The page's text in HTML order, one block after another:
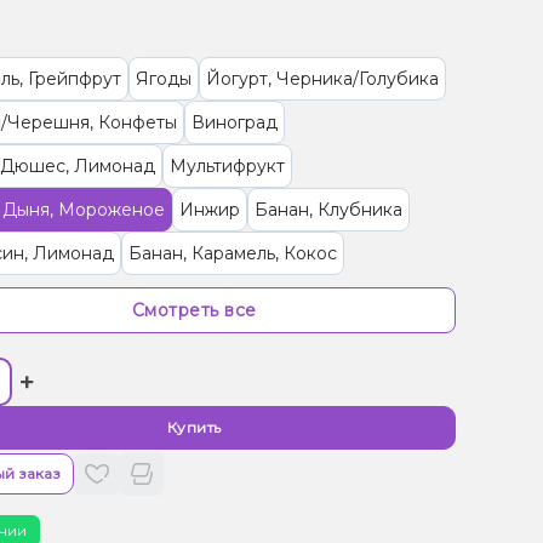
Грейпфрут Ягоды
Йогурт, Черника/Голубика
Черешня, Конфеты
Виноград
Дюшес, Лимонад
Мультифрукт
Дыня, Мороженое
Инжир
Банан, Клубника
Лимонад
Банан, Карамель, Кокос
Манго, Персик
Лимонад, Малина
Конфеты, Ягоды
Папайя
Бузина, Лайм
(фруктовая)
Кактус, Лайм
Мультифрукт
Смотреть все
+
Купить
заказ